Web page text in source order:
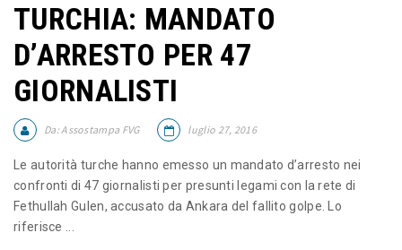
TURCHIA: MANDATO
D’ARRESTO PER 47
GIORNALISTI
Da:Assostampa FVG luglio 27, 2016
Le autorità turche hanno emesso un mandato d’arresto nei
confronti di 47 giornalisti per presunti legami con la rete di
Fethullah Gulen, accusato da Ankara del fallito golpe. Lo
riferisce ...